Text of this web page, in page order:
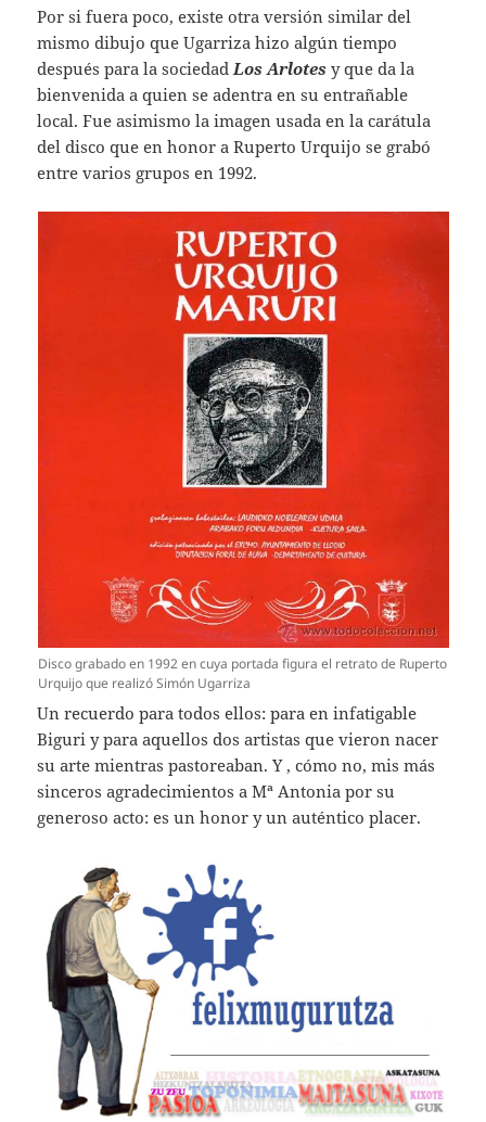
Por si fuera poco, existe otra versión similar del
mismo dibujo que Ugarriza hizo algún tiempo
después para la sociedadLos Arlotes y que da la
bienvenida a quien se adentra en su entrañable
local. Fue asimismo la imagen usada en la carátula
del disco que en honor a Ruperto Urquijo se grabó
entre varios grupos en 1992.
Disco grabado en 1992 en cuya portada figura el retrato de Ruperto
Urquijo que realizó Simón Ugarriza
Un recuerdo para todos ellos: para en infatigable
Biguri y para aquellos dos artistas que vieron nacer
su arte mientras pastoreaban. Y , cómo no, mis más
sinceros agradecimientos a Mª Antonia por su
generoso acto: es un honor y un auténtico placer.